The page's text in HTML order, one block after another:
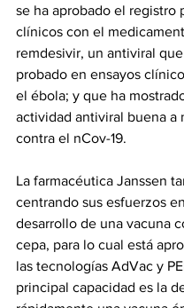
se ha aprobado el registro
clínicos con el
remdesivir, un antiviral
probado en ensayos
el ébola; y que ha
actividad antiviral buena a
contra el nCov-19.
La farmacéutica Janssen
centrando sus esfuerzos
desarrollo de una vacuna
cepa, para lo cual está
las tecnologías AdVac y
principal capacidad es la